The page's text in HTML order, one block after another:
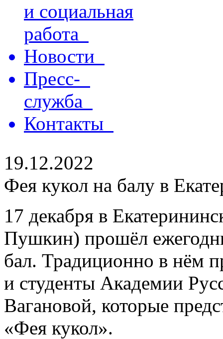
и социальная
работа
Новости
Пресс-
служба
Контакты
19.12.2022
Фея кукол на балу в
17 декабря в
Пушкин) прошёл
бал. Традиционно в нём
и студенты Академии
Вагановой, которые
«Фея кукол».